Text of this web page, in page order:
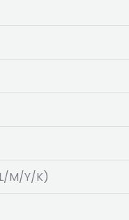
M/Y/K)